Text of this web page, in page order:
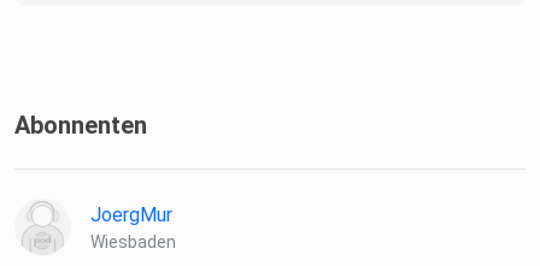
Abonnenten
JoergMur
Wiesbaden